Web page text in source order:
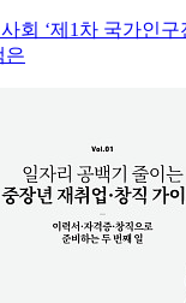
회 ‘제1차 국가인
은